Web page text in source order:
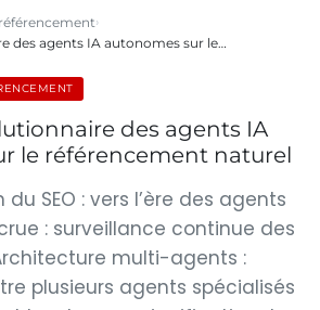
des agents IA autonomes sur le…
des agents IA
le référencement naturel
du SEO : vers l’ère des agents
: surveillance continue des
multi-agents :
plusieurs agents spécialisés